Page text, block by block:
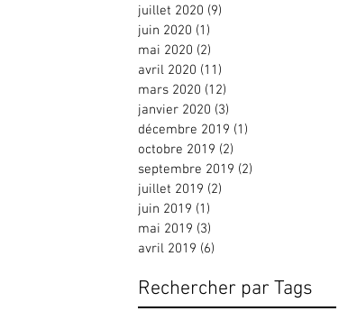
juillet 2020 (9)
juin 2020 (1)
mai 2020 (2)
avril 2020 (11)
mars 2020 (12)
janvier 2020 (3)
décembre 2019 (1)
octobre 2019 (2)
septembre 2019 (2)
juillet 2019 (2)
juin 2019 (1)
mai 2019 (3)
avril 2019 (6)
Rechercher par Tags